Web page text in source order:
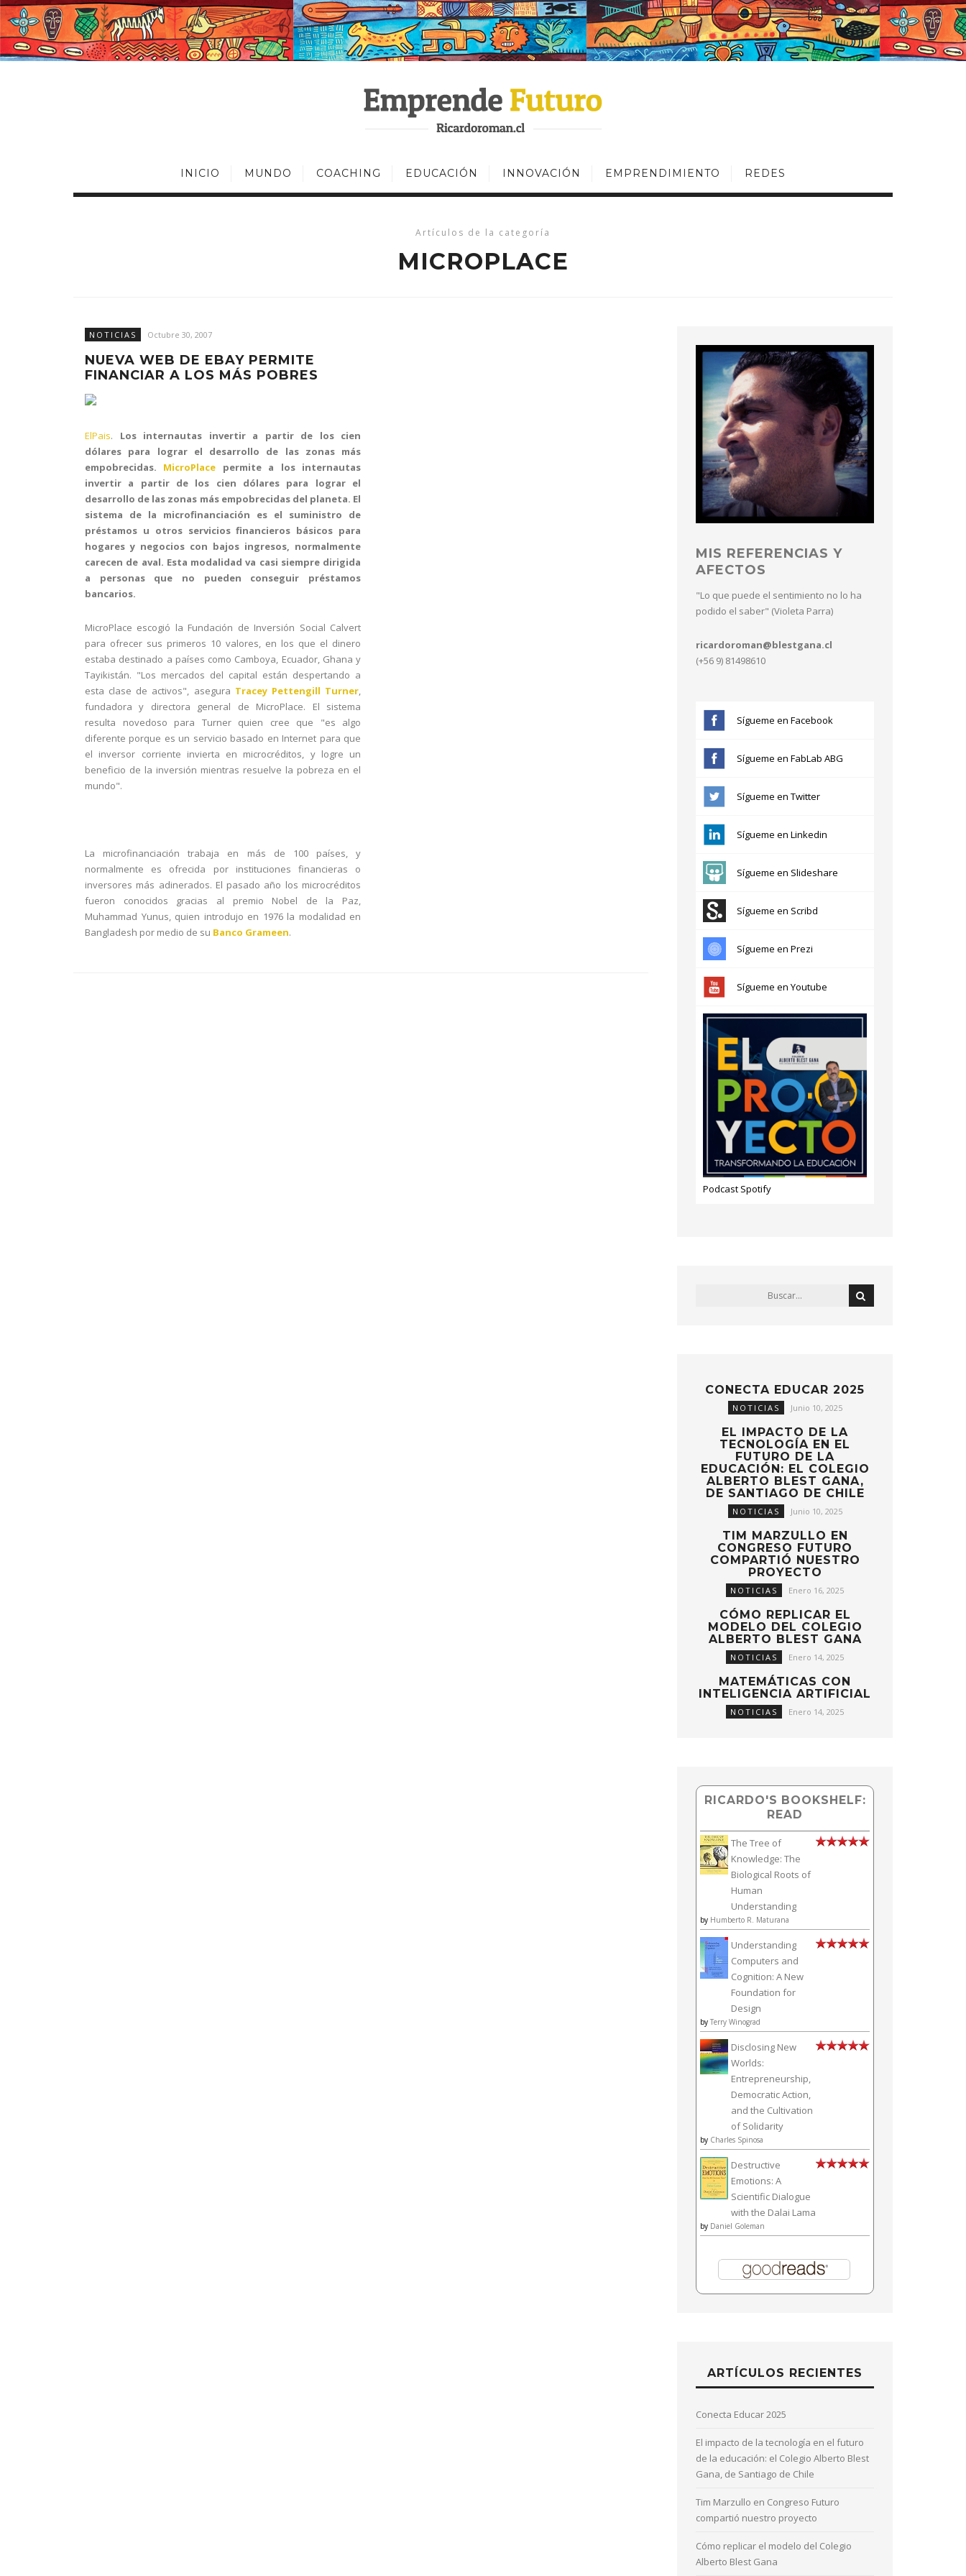
INICIO MUNDO COACHING EDUCACIÓN INNOVACIÓN EMPRENDIMIENTO REDES
Artículos de la categoría
MICROPLACE
NOTICIAS Octubre 30, 2007
NUEVA WEB DE EBAY PERMITE
FINANCIAR A LOS MÁS POBRES
ElPais. Los internautas invertir a partir de los cien
dólares para lograr el desarrollo de las zonas más
empobrecidas. MicroPlace permite a los internautas
invertir a partir de los cien dólares para lograr el
desarrollo de las zonas más empobrecidas del planeta. El
sistema de la microfinanciación es el suministro de
préstamos u otros servicios financieros básicos para
hogares y negocios con bajos ingresos, normalmente
carecen de aval. Esta modalidad va casi siempre dirigida
a personas que no pueden conseguir préstamos
bancarios.
MicroPlace escogió la Fundación de Inversión Social Calvert
para ofrecer sus primeros 10 valores, en los que el dinero
estaba destinado a países como Camboya, Ecuador, Ghana y
Tayikistán. "Los mercados del capital están despertando a
esta clase de activos", asegura Tracey Pettengill Turner,
fundadora y directora general de MicroPlace. El sistema
resulta novedoso para Turner quien cree que "es algo
diferente porque es un servicio basado en Internet para que
el inversor corriente invierta en microcréditos, y logre un
beneficio de la inversión mientras resuelve la pobreza en el
mundo".
La microfinanciación trabaja en más de 100 países, y
normalmente es ofrecida por instituciones financieras o
inversores más adinerados. El pasado año los microcréditos
fueron conocidos gracias al premio Nobel de la Paz,
Muhammad Yunus, quien introdujo en 1976 la modalidad en
Bangladesh por medio de su Banco Grameen.
MIS REFERENCIAS Y
AFECTOS
"Lo que puede el sentimiento no lo ha
podido el saber" (Violeta Parra)
ricardoroman@blestgana.cl
(+56 9) 81498610
Sígueme en Facebook
Sígueme en FabLab ABG
Sígueme en Twitter
Sígueme en Linkedin
Sígueme en Slideshare
Sígueme en Scribd
Sígueme en Prezi
Sígueme en Youtube
Podcast Spotify
CONECTA EDUCAR 2025
NOTICIAS Junio 10, 2025
EL IMPACTO DE LA
TECNOLOGÍA EN EL
FUTURO DE LA
EDUCACIÓN: EL COLEGIO
ALBERTO BLEST GANA,
DE SANTIAGO DE CHILE
NOTICIAS Junio 10, 2025
TIM MARZULLO EN
CONGRESO FUTURO
COMPARTIÓ NUESTRO
PROYECTO
NOTICIAS Enero 16, 2025
CÓMO REPLICAR EL
MODELO DEL COLEGIO
ALBERTO BLEST GANA
NOTICIAS Enero 14, 2025
MATEMÁTICAS CON
INTELIGENCIA ARTIFICIAL
NOTICIAS Enero 14, 2025
RICARDO'S BOOKSHELF:
READ
The Tree of
Knowledge: The
Biological Roots of
Human
Understanding
by Humberto R. Maturana
Understanding
Computers and
Cognition: A New
Foundation for
Design
by Terry Winograd
Disclosing New
Worlds:
Entrepreneurship,
Democratic Action,
and the Cultivation
of Solidarity
by Charles Spinosa
Destructive
Emotions: A
Scientific Dialogue
with the Dalai Lama
by Daniel Goleman
ARTÍCULOS RECIENTES
Conecta Educar 2025
El impacto de la tecnología en el futuro
de la educación: el Colegio Alberto Blest
Gana, de Santiago de Chile
Tim Marzullo en Congreso Futuro
compartió nuestro proyecto
Cómo replicar el modelo del Colegio
Alberto Blest Gana